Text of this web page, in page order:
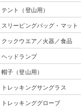
テント（登山用）
スリーピングバッグ・マット
クックウエア／火器／食品
ヘッドランプ
帽子（登山用）
トレッキングサングラス
トレッキンググローブ